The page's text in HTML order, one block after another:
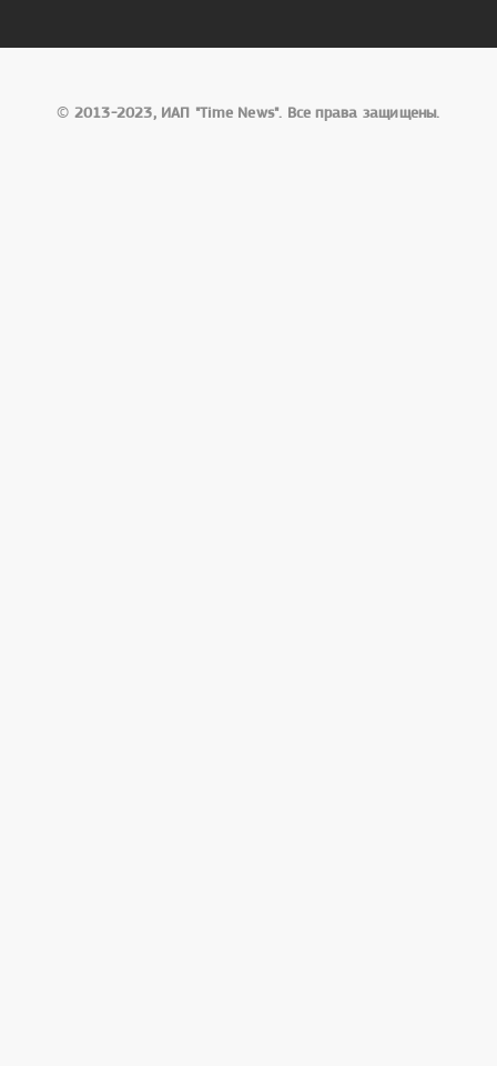
© 2013-2023, ИАП "Time News". Все права защищены.